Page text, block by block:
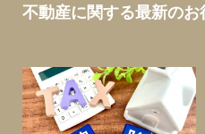
不動産に関する最新のお